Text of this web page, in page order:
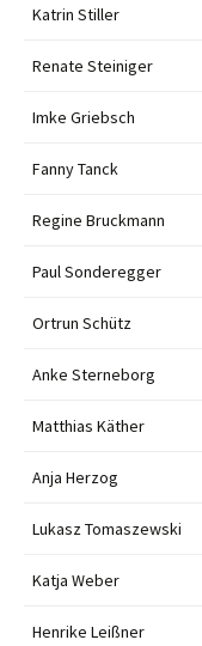
Katrin Stiller
Renate Steiniger
Imke Griebsch
Fanny Tanck
Regine Bruckmann
Paul Sonderegger
Ortrun Schütz
Anke Sterneborg
Matthias Käther
Anja Herzog
Lukasz Tomaszewski
Katja Weber
Henrike Leißner